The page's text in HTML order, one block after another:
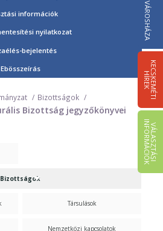
VÁROSHÁZA
K
E
C
S
K
E
M
É
T
I
HÍ
R
E
K
V
Á
L
A
S
Z
T
Á
S
I
IN
F
O
R
M
Á
C
I
Ó
K
információk
nyilatkozat
bejelentés
Ebösszeírás
Bizottságok
Bizottság jegyzőkönyvei
Bizottságok
Társulások
Nemzetközi kapcsolatok